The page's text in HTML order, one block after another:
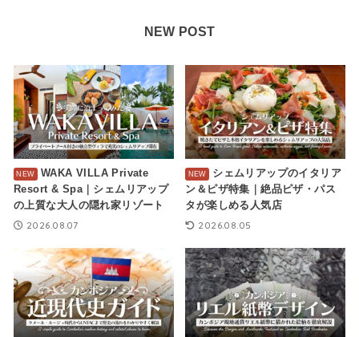
NEW POST
WAKA VILLA Private
Resort & Spa｜シェムリアップ
の上質な大人の隠れ家リゾート
2026.08.07
シェムリアップのイタリア
ン＆ピザ特集｜絶品ピザ・パス
タが楽しめる人気店
2026.08.05